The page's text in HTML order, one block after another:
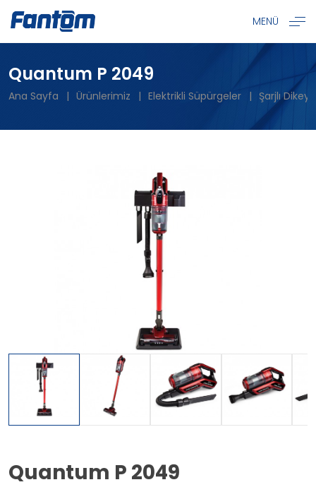
MENÜ
Quantum P 2049
Ana Sayfa Ürünlerimiz Elektrikli Süpürgeler Şarjlı Dikey
Quantum P 2049